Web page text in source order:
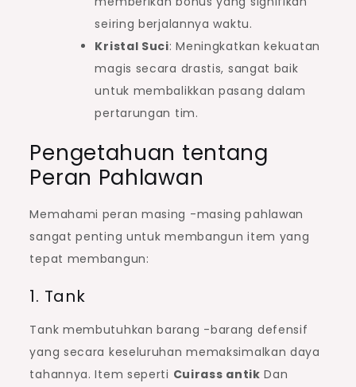
seiring berjalannya waktu.
Kristal Suci: Meningkatkan kekuatan
magis secara drastis, sangat baik
untuk membalikkan pasang dalam
pertarungan tim.
Pengetahuan tentang
Peran Pahlawan
Memahami peran masing -masing pahlawan
sangat penting untuk membangun item yang
tepat membangun:
1. Tank
Tank membutuhkan barang -barang defensif
yang secara keseluruhan memaksimalkan daya
tahannya. Item seperti Cuirass antik Dan